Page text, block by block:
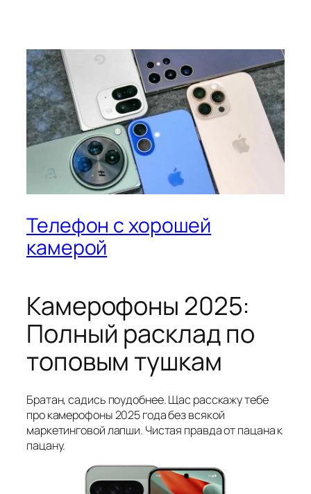
Телефон с хорошей
камерой
Камерофоны 2025:
Полный расклад по
топовым тушкам
Братан, садись поудобнее. Щас расскажу тебе
про камерофоны 2025 года без всякой
маркетинговой лапши. Чистая правда от пацана к
пацану.